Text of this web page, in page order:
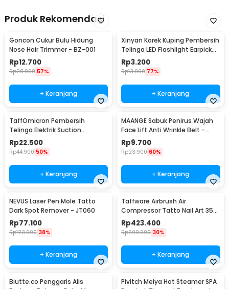
Produk Rekomendasi
Goncon Cukur Bulu Hidung
Nose Hair Trimmer - BZ-001
Rp12.700
Rp28.900 57%
+ Keranjang
Xinyan Korek Kuping Pembersih
Telinga LED Flashlight Earpick
Clean - XY3188
Rp3.200
Rp13.900 77%
+ Keranjang
TaffOmicron Pembersih
Telinga Elektrik Suction
Vibration Waterproof - 842-1
Rp22.500
Rp44.900 50%
+ Keranjang
MAANGE Sabuk Penirus Wajah
Face Lift Anti Wrinkle Belt -
TZ18
Rp9.700
Rp23.900 60%
+ Keranjang
NEVUS Laser Pen Mole Tatto
Dark Spot Remover - JT060
Rp77.100
Rp123.900 38%
+ Keranjang
Taffware Airbrush Air
Compressor Tatto Nail Art 35
PSI Dual Action - T-100
Rp423.400
Rp600.000 30%
+ Keranjang
Biutte.co Penggaris Alis
Pivitch Meiya Hot Steamer SPA